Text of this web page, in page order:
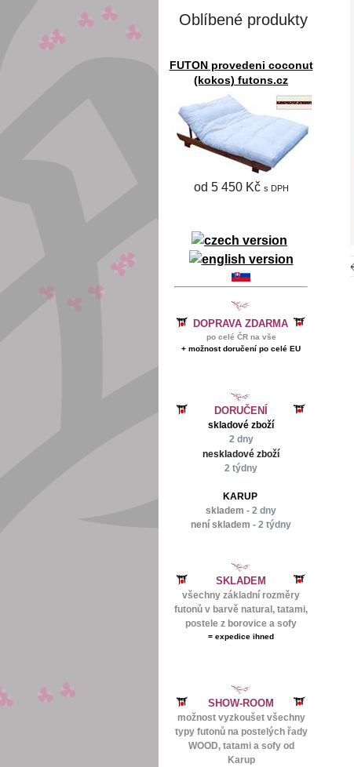
Oblíbené produkty
FUTON provedeni coconut
(kokos) futons.cz
od 5 450 Kč s DPH
DOPRAVA ZDARMA
po celé ČR na vše
+ možnost doručení po celé EU
DORUČENÍ
skladové zboží
2 dny
neskladové zboží
2 týdny
KARUP
skladem - 2 dny
není skladem - 2 týdny
SKLADEM
všechny základní rozměry
futonů v barvě natural, tatami,
postele z borovice a sofy
= expedice ihned
SHOW-ROOM
možnost vyzkoušet všechny
typy futonů na postelých řady
WOOD, tatami a sofy od
Karup